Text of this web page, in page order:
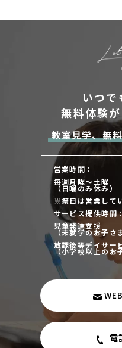
いつで
無料体験が
教室見学、無
営業時間：
毎週月曜～土曜
（日曜のみ休み）
※祭日は営業して
サービス提供時間
児童発達支援
（未就学のお子さ
放課後等デイサー
（小学校以上のお
電